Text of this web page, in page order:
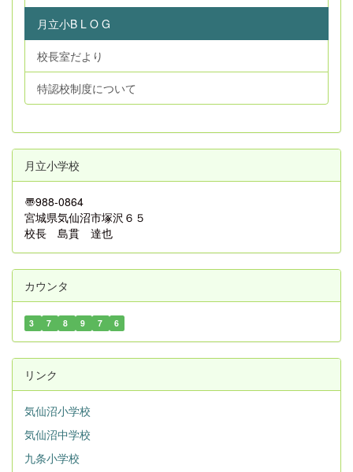
月立小B L O G
校長室だより
特認校制度について
月立小学校
〠988-0864
宮城県気仙沼市塚沢６５
校長 島貫 達也
カウンタ
3 7 8 9 7 6
リンク
気仙沼小学校
気仙沼中学校
九条小学校